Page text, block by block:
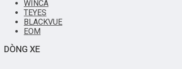
WINCA
TEYES
BLACKVUE
EOM
DÒNG XE